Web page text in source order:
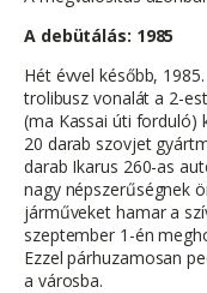
A debütálás: 1985
Hét évvel később,
trolibusz vonalát a 2-
(ma Kassai úti forduló)
20 darab szovjet
darab Ikarus 260-as
nagy népszerűségnek
járműveket hamar a
szeptember 1-én
Ezzel párhuzamosan
a városba.